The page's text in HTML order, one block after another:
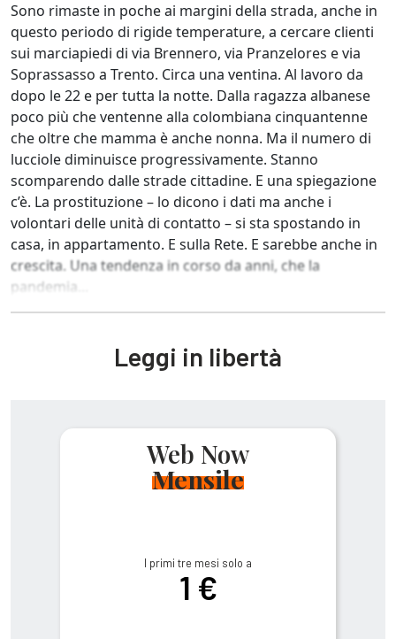
Sono rimaste in poche ai margini della strada, anche in
questo periodo di rigide temperature, a cercare clienti
sui marciapiedi di via Brennero, via Pranzelores e via
Soprassasso a Trento. Circa una ventina. Al lavoro da
dopo le 22 e per tutta la notte. Dalla ragazza albanese
poco più che ventenne alla colombiana cinquantenne
che oltre che mamma è anche nonna. Ma il numero di
lucciole diminuisce progressivamente. Stanno
scomparendo dalle strade cittadine. E una spiegazione
c’è. La prostituzione – lo dicono i dati ma anche i
volontari delle unità di contatto – si sta spostando in
casa, in appartamento. E sulla Rete. E sarebbe anche in
crescita. Una tendenza in corso da anni, che la
pandemia...
Leggi in libertà
Web Now
Mensile
I primi tre mesi solo a
1 €